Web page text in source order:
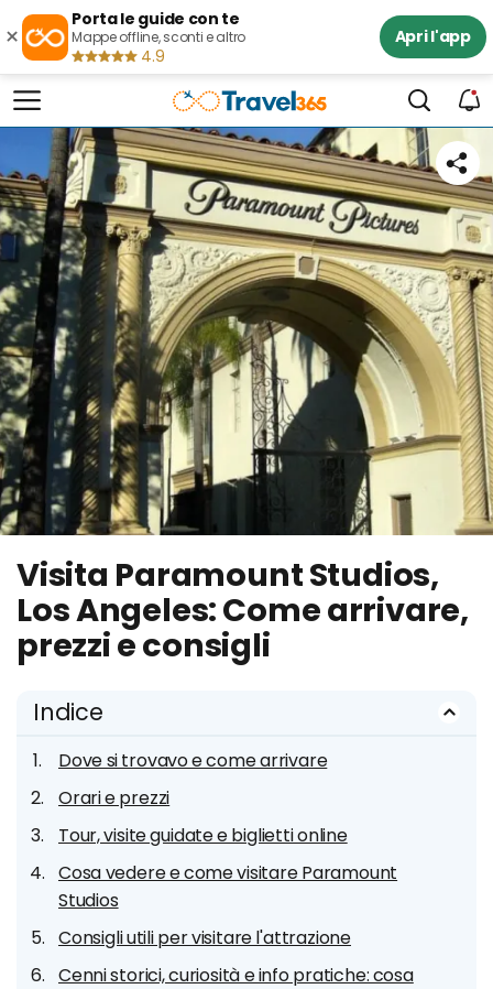
×
Porta le guide con te
Mappe offline, sconti e altro
4.9
Apri l'app
Visita Paramount Studios,
Los Angeles: Come arrivare,
prezzi e consigli
Indice
Dove si trovavo e come arrivare
Orari e prezzi
Tour, visite guidate e biglietti online
Cosa vedere e come visitare Paramount
Studios
Consigli utili per visitare l'attrazione
Cenni storici, curiosità e info pratiche: cosa